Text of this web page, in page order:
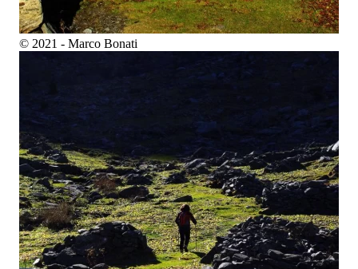
© 2021 - Marco Bonati